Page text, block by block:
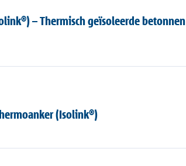
– Thermisch geïsoleerde betonnen
(Isolink®)